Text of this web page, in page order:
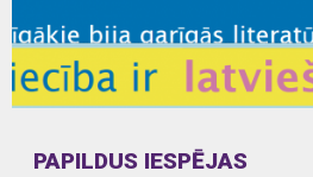
PAPILDUS IESPĒJAS